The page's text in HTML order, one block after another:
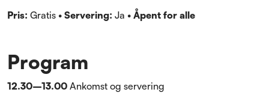
Pris: Gratis • Servering: Ja • Åpent for alle
Program
12.30–13.00 Ankomst og servering